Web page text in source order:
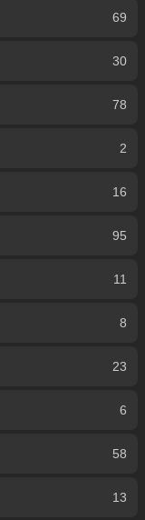
69
30
78
2
16
95
11
8
23
6
58
13